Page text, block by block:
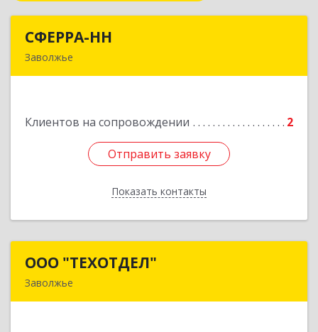
СФЕРРА-НН
Заволжье
Клиентов на сопровождении 2
Отправить заявку
Показать контакты
Отправить заявку
Назад
ООО "ТЕХОТДЕЛ"
Заволжье